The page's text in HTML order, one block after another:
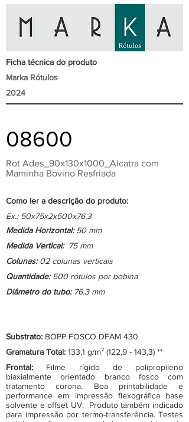
Ficha técnica do produto
Marka Rótulos
2024
08600
Rot Ades_90x130x1000_Alcatra com
Maminha Bovino Resfriada
Como ler a descrição do produto:
Ex.: 50x75x2x500x76.3
Medida Horizontal:50 mm
Medida Vertical: 75 mm
Colunas:02 colunas verticais
Quantidade:500 rótulos por bobina
Diâmetro do tubo: 76.3 mm
Substrato: BOPP FOSCO DFAM 430
Gramatura Total: 133,1 g/m² (122,9 - 143,3) **
Frontal: Filme rígido de polipropileno
biaxialmente orientado branco fosco com
tratamento corona. Boa printabilidade e
performance em impressão flexográfica base
solvente e offset UV. Produto também indicado
para impressão por termo-transferência. Testes